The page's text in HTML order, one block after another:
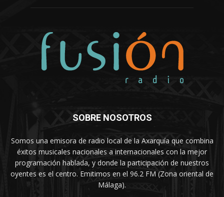
SOBRE NOSOTROS
Somos una emisora de radio local de la Axarquía que combina
éxitos musicales nacionales a internacionales con la mejor
programación hablada, y donde la participación de nuestros
oyentes es el centro. Emitimos en el 96.2 FM (Zona oriental de
Málaga).